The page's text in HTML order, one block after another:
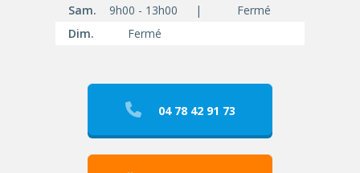
Sam.
9h00 - 13h00 |
Fermé
Dim.
Fermé
04 78 42 91 73